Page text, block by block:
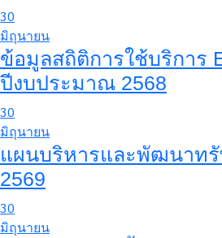
30
มิถุนายน
ข้อมูลสถิติการใช้บริการ
ปีงบประมาณ 2568
30
มิถุนายน
แผนบริหารและพัฒนาท
2569
30
มิถุนายน